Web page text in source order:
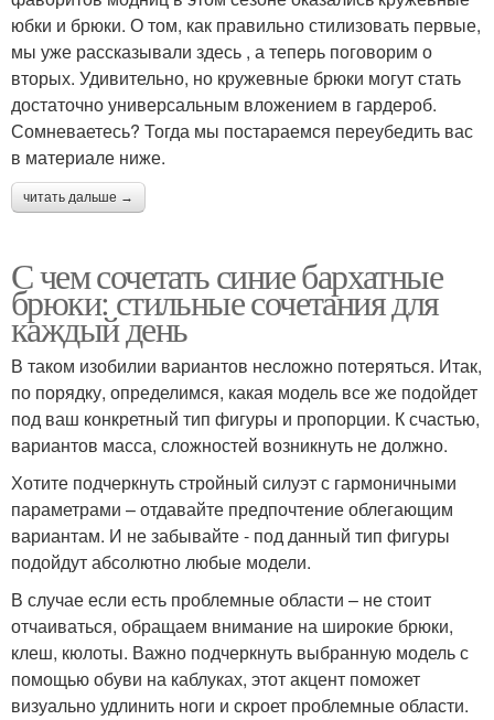
юбки и брюки. О том, как правильно стилизовать первые,
мы уже рассказывали здесь , а теперь поговорим о
вторых. Удивительно, но кружевные брюки могут стать
достаточно универсальным вложением в гардероб.
Сомневаетесь? Тогда мы постараемся переубедить вас
в материале ниже.
читать дальше →
С чем сочетать синие бархатные
брюки: стильные сочетания для
каждый день
В таком изобилии вариантов несложно потеряться. Итак,
по порядку, определимся, какая модель все же подойдет
под ваш конкретный тип фигуры и пропорции. К счастью,
вариантов масса, сложностей возникнуть не должно.
Хотите подчеркнуть стройный силуэт с гармоничными
параметрами – отдавайте предпочтение облегающим
вариантам. И не забывайте - под данный тип фигуры
подойдут абсолютно любые модели.
В случае если есть проблемные области – не стоит
отчаиваться, обращаем внимание на широкие брюки,
клеш, кюлоты. Важно подчеркнуть выбранную модель с
помощью обуви на каблуках, этот акцент поможет
визуально удлинить ноги и скроет проблемные области.